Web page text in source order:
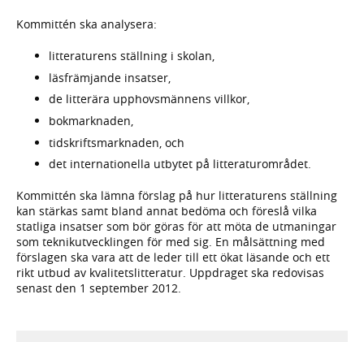
Kommittén ska analysera:
litteraturens ställning i skolan,
läsfrämjande insatser,
de litterära upphovsmännens villkor,
bokmarknaden,
tidskriftsmarknaden, och
det internationella utbytet på litteraturområdet.
Kommittén ska lämna förslag på hur litteraturens ställning
kan stärkas samt bland annat bedöma och föreslå vilka
statliga insatser som bör göras för att möta de utmaningar
som teknikutvecklingen för med sig. En målsättning med
förslagen ska vara att de leder till ett ökat läsande och ett
rikt utbud av kvalitetslitteratur. Uppdraget ska redovisas
senast den 1 september 2012.